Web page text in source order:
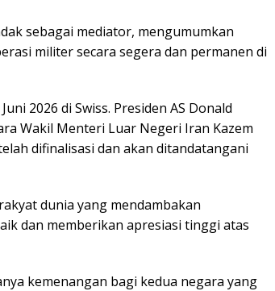
sebagai mediator, mengumumkan
militer secara segera dan permanen di
2026 di Swiss. Presiden AS Donald
Wakil Menteri Luar Negeri Iran Kazem
difinalisasi dan akan ditandatangani
dunia yang mendambakan
dan memberikan apresiasi tinggi atas
kemenangan bagi kedua negara yang